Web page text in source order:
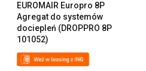
EUROMAIR Europro 8P
Agregat do systemów
dociepleń (DROPPRO 8P
101052)